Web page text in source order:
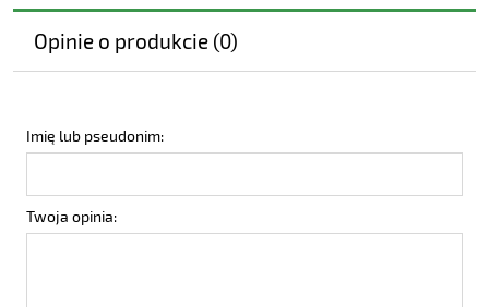
Opinie o produkcie (0)
Imię lub pseudonim:
Twoja opinia: